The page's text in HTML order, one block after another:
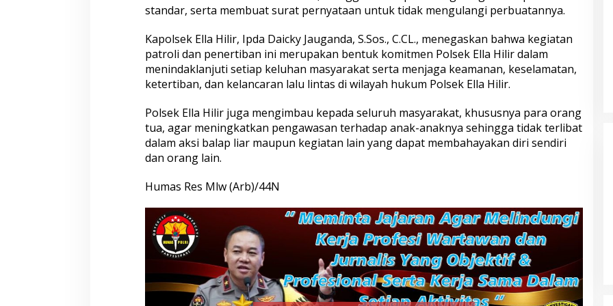
standar, serta membuat surat pernyataan untuk tidak mengulangi perbuatannya.
Kapolsek Ella Hilir, Ipda Daicky Jauganda, S.Sos., C.CL., menegaskan bahwa kegiatan
patroli dan penertiban ini merupakan bentuk komitmen Polsek Ella Hilir dalam
menindaklanjuti setiap keluhan masyarakat serta menjaga keamanan, keselamatan,
ketertiban, dan kelancaran lalu lintas di wilayah hukum Polsek Ella Hilir.
Polsek Ella Hilir juga mengimbau kepada seluruh masyarakat, khususnya para orang
tua, agar meningkatkan pengawasan terhadap anak-anaknya sehingga tidak terlibat
dalam aksi balap liar maupun kegiatan lain yang dapat membahayakan diri sendiri
dan orang lain.
Humas Res Mlw (Arb)/44N
Seleksi Taruna Akpol Masuk Tahap
Pemeriksaan Penampilan 404
Mengenal Brigjen Pol. Drs. Ahmad
Musthofa Kamal, S.H., Perwira
Humas Berpengalaman dengan
Aceh hingga Mabes Polri
Polri Gandeng UPH dan Komdigi
Edukasi Mahasiswa Cegah Judi
Online Lewat Program Polri Goes
Hadapi Ancaman Love Scamming
Era Digital Polri Gelar Dialog
Wakapolri: Bergabungnya Irjen
Pol. Susilo Teguh Raharjo ke UBISA
Perkuat Jejaring Nasional Pusat
Studi Kepolisian
Polda Metro Jaya Kembalikan 67
Kendaraan kepada Pemilik yang
Sah